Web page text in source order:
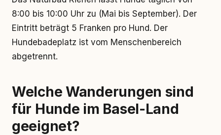
8:00 bis 10:00 Uhr zu (Mai bis September). Der
Eintritt beträgt 5 Franken pro Hund. Der
Hundebadeplatz ist vom Menschenbereich
abgetrennt.
Welche Wanderungen sind
für Hunde im Basel-Land
geeignet?